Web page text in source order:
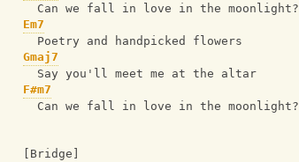
  Can we fall in love in the moonlight?
Em7
  Poetry and handpicked flowers
Gmaj7
  Say you'll meet me at the altar
F#m7
  Can we fall in love in the moonlight?
[Bridge]